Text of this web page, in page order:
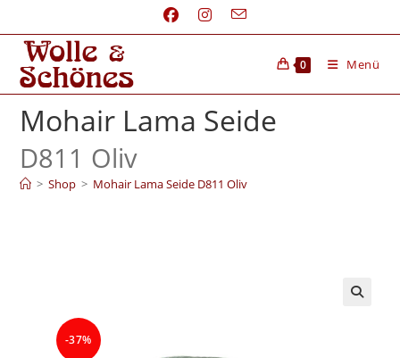
0 Menü
Mohair Lama Seide
D811 Oliv
> Shop > Mohair Lama Seide D811 Oliv
-37%